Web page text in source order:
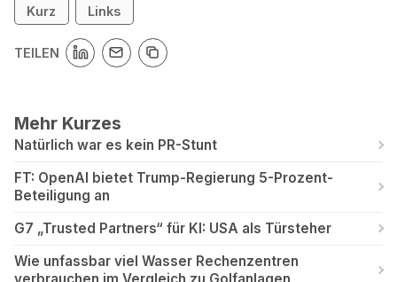
Kurz Links
TEILEN
Mehr Kurzes
Natürlich war es kein PR-Stunt
FT: OpenAI bietet Trump-Regierung 5-Prozent-
Beteiligung an
G7 „Trusted Partners“ für KI: USA als Türsteher
Wie unfassbar viel Wasser Rechenzentren